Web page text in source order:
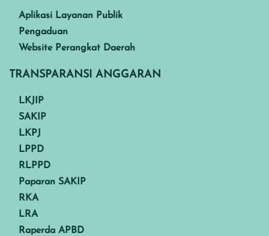
Aplikasi Layanan Publik
Pengaduan
Website Perangkat Daerah
TRANSPARANSI ANGGARAN
LKJIP
SAKIP
LKPJ
LPPD
RLPPD
Paparan SAKIP
RKA
LRA
Raperda APBD